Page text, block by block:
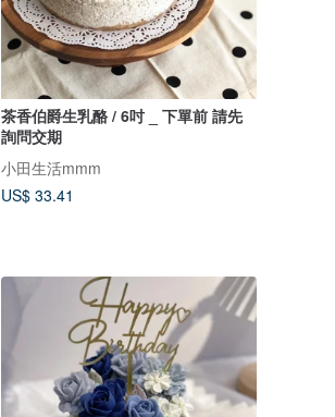
茶香伯爵生乳酪 / 6吋 _ 下單前 請先
詢問交期
小田生活mmm
US$ 33.41